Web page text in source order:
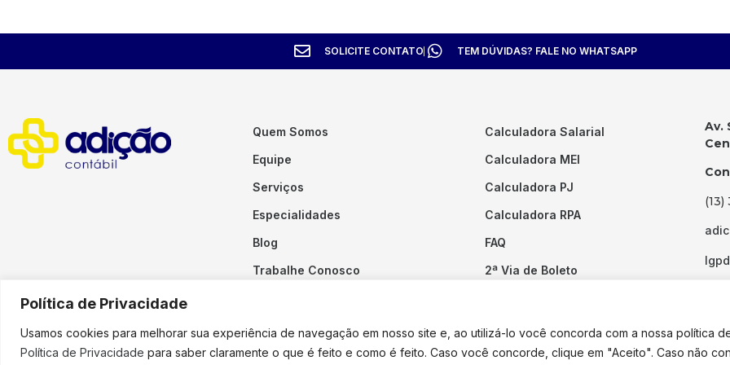
Política de Privacidade
Usamos cookies para melhorar sua experiência de navegação em nosso site e, ao utilizá-lo você concorda com a nossa política
Política de Privacidade para saber claramente o que é feito e como é feito. Caso você concorde, clique em "Aceito". Caso não
SOLICITE CONTATO TEM DÚVIDAS? FALE NO WHATSAPP
Quem Somos
Equipe
Serviços
Especialidades
Blog
Trabalhe Conosco
Calculadora Salarial
Calculadora MEI
Calculadora PJ
Calculadora RPA
FAQ
2ª Via de Boleto
Av.